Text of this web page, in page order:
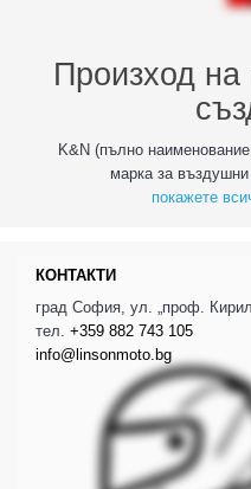
Произход на
K&N (пълно
марка за
покажете
КОНТАКТИ
град София, ул. „проф.
тел. +359 882 743 105
info@linsonmoto.bg